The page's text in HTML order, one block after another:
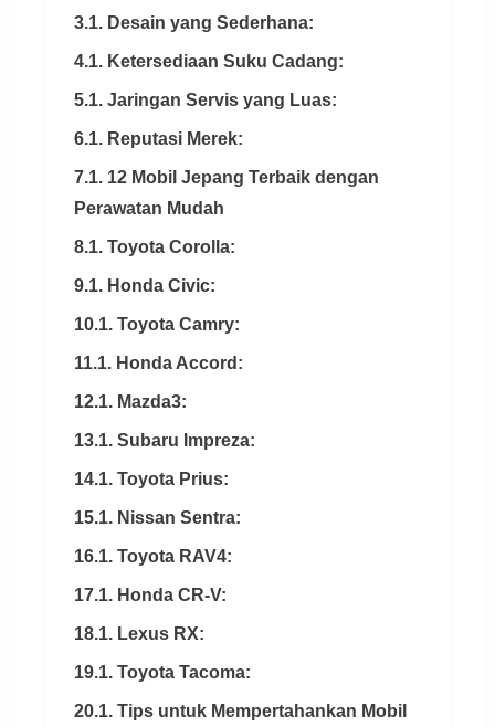
3.1. Desain yang Sederhana:
4.1. Ketersediaan Suku Cadang:
5.1. Jaringan Servis yang Luas:
6.1. Reputasi Merek:
7.1. 12 Mobil Jepang Terbaik dengan
Perawatan Mudah
8.1. Toyota Corolla:
9.1. Honda Civic:
10.1. Toyota Camry:
11.1. Honda Accord:
12.1. Mazda3:
13.1. Subaru Impreza:
14.1. Toyota Prius:
15.1. Nissan Sentra:
16.1. Toyota RAV4:
17.1. Honda CR-V:
18.1. Lexus RX:
19.1. Toyota Tacoma:
20.1. Tips untuk Mempertahankan Mobil